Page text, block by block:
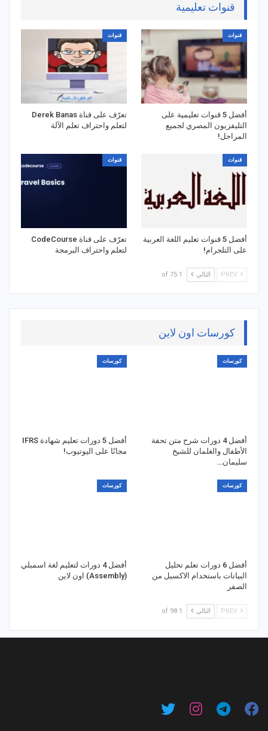
قنوات تعليمية
قنوات
أفضل 5 قنوات تعليمية على
التليفزيون المصري لجميع
المراحل!
قنوات
تعرّف على قناة Derek Banas
لتعلم واحتراف تعلم الآلة
قنوات
أفضل 5 قنوات تعليم اللغة العربية
على التلجرام!
قنوات
تعرّف على قناة CodeCourse
لتعلم واحتراف البرمجة
التالي 1 of 75
كورسات اون لاين
كورسات
أفضل 4 دورات شرح متن تحفة
الأطفال والغلمان للشيخ
سليمان…
كورسات
أفضل 5 دورات تعليم شهادة IFRS
مجانًا على اليوتيوب!
كورسات
أفضل 6 دورات تعلم تحليل
البيانات باستخدام الاكسيل من
الصفر
كورسات
أفضل 4 دورات لتعليم لغة اسمبلي
(Assembly) اون لاين
التالي 1 of 98